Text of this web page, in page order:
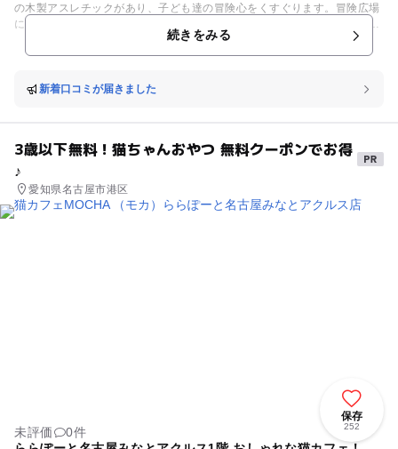
の木製アスレチックがあり、子ども達の冒険心をくすぐります。冒険広場
には子どもがピョンピョン弾みながら遊ぶ「スーパーウェイブ」などの大
台、舗装広場にある消防車では運転席に座れます♪ ちびっこ達も喜ぶこと
い。 こどもの国の屋外プールは水深の浅い幼児向けプール、噴水プール、
ト場に！足踏み式ゴーカート、水上自転車は1回50円で利用できます。
続きをみる
新着口コミが届きました
3歳以下無料！猫ちゃんおやつ 無料クーポンでお得
♪
愛知県名古屋市港区
保存
252
未評価
0件